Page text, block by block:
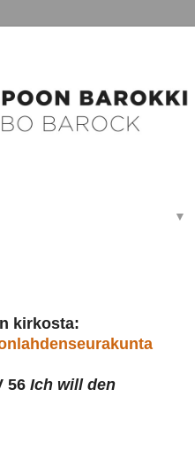
▼
kirkosta:
56 Ich will den